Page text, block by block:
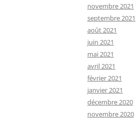
novembre 2021
septembre 2021
août 2021
juin 2021
mai 2021
avril 2021
février 2021
janvier 2021
décembre 2020
novembre 2020